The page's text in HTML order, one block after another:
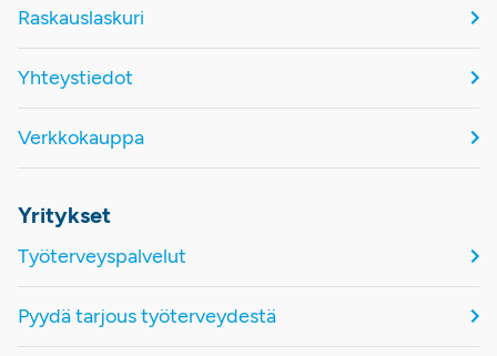
Raskauslaskuri
Yhteystiedot
Verkkokauppa
Yritykset
Työterveyspalvelut
Pyydä tarjous työterveydestä